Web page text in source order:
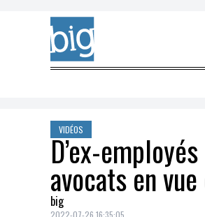
Skip to content
VIDÉOS
D’ex-
avocats en
big
2022-07-26 16:35:05